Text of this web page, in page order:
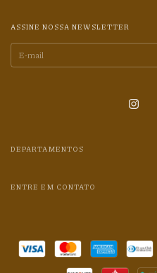
ASSINE NOSSA NEWSLETTER
DEPARTAMENTOS
ENTRE EM CONTATO